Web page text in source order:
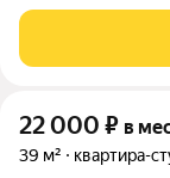
магазинов, пункт
магазин
22 000 ₽ в
39 м² квартира-